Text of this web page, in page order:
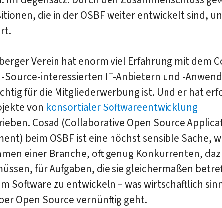
die in der OSBF weiter entwickelt sind,
Verein hat enorm viel Erfahrung mit dem
Source-interessierten IT-Anbietern und -
für die Mitgliederwerbung ist. Und er hat
von konsortialer Softwareentwicklung
Cosad (Collaborative Open Source
beim OSBF ist eine höchst sensible Sache,
einer Branche, oft genug Konkurrenten,
für Aufgaben, die sie gleichermaßen
Software zu entwickeln – was wirtschaftlich
Open Source vernünftig geht.